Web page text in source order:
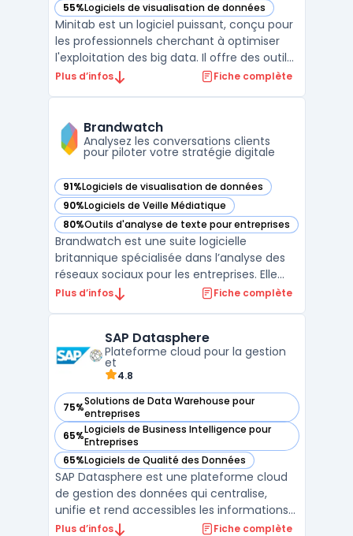
55%Logiciels de visualisation de données
— voir Minitab dans cette catégorie
Minitab est un logiciel puissant, conçu pour
les professionnels cherchant à optimiser
l'exploitation des big data. Il offre des outils
sophistiqués pour le reporting et la business
des données complexes. Minitab aide acti ...
Plus d’infos Fiche complète
Brandwatch
Analysez les conversations clients
pour piloter votre stratégie digitale
91%Logiciels de visualisation de données
— voir Brandwatch dans cette catégorie
90%Logiciels de Veille Médiatique
— voir Brandwatch dans cette catégorie
80%Outils d'analyse de texte pour entreprises
— voir Brandwatch dans cette catégorie
Brandwatch est une suite logicielle
britannique spécialisée dans l’analyse des
réseaux sociaux pour les entreprises. Elle
permet la collecte, l’analyse et l’utilisation
organisations gérant de grands volumes de
mentions sur le ...
Plus d’infos Fiche complète
SAP Datasphere
Plateforme cloud pour la gestion
et
4.8
75%Solutions de Data Warehouse pour
entreprises
— voir SAP Datasphere dans cette catégorie
65%Logiciels de Business Intelligence pour
Entreprises
— voir SAP Datasphere dans cette catégorie
65%Logiciels de Qualité des Données
— voir SAP Datasphere dans cette catégorie
SAP Datasphere est une plateforme cloud
de gestion des données qui centralise,
unifie et rend accessibles les informations
essentielles pour les entreprises. Conçue
Plus d’infos Fiche complète